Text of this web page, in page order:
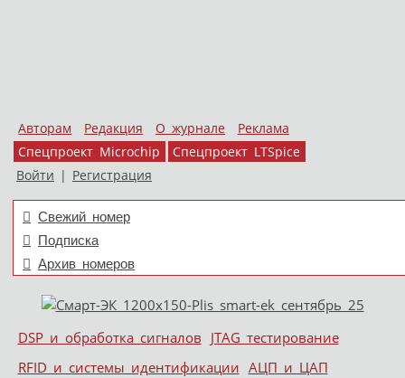
Авторам Редакция О журнале
Реклама
Спецпроект Microchip
Спецпроект LTSpice
Войти | Регистрация
Свежий номер
Подписка
Архив номеров
Меню
Skip to content
DSP и обработка сигналов JTAG тестирование
RFID и системы идентификации АЦП и ЦАП